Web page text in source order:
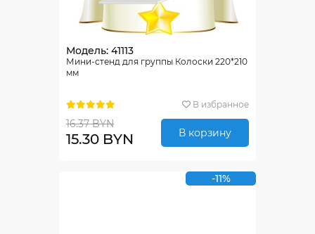
Модель: 41113
Мини-стенд для группы Колоски 220*210
мм
В избранное
16.37 BYN
15.30 BYN В корзину
-11%